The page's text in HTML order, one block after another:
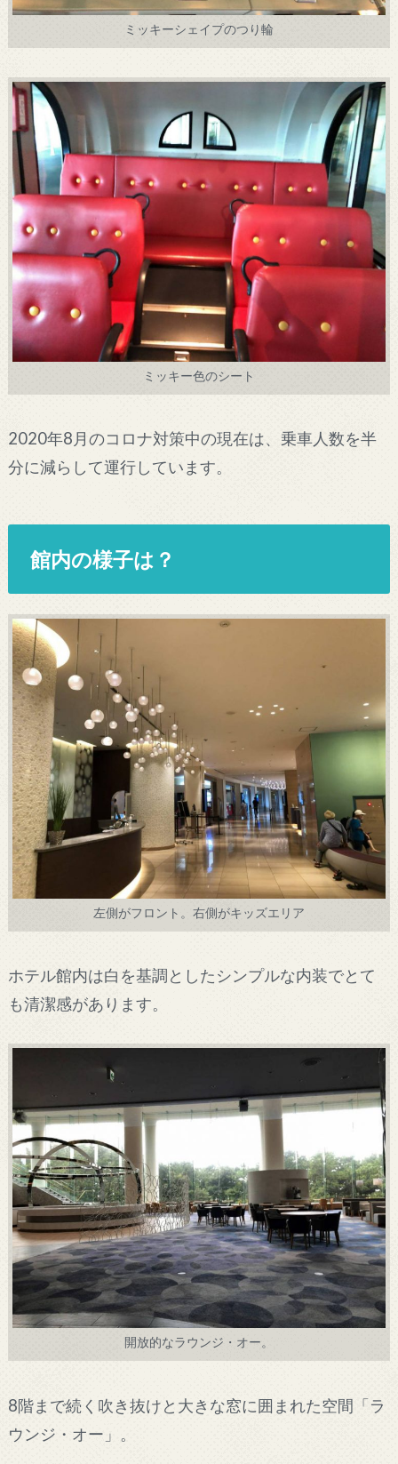
ミッキーシェイプのつり輪
ミッキー色のシート
2020年8月のコロナ対策中の現在は、乗車人数を半
分に減らして運行しています。
館内の様子は？
左側がフロント。右側がキッズエリア
ホテル館内は白を基調としたシンプルな内装でとて
も清潔感があります。
開放的なラウンジ・オー。
8階まで続く吹き抜けと大きな窓に囲まれた空間「ラ
ウンジ・オー」。